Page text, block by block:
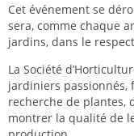
Cet événement se
sera, comme chaque
jardins, dans le
La Société
jardiniers passionnés,
recherche de plantes,
montrer la qualité de